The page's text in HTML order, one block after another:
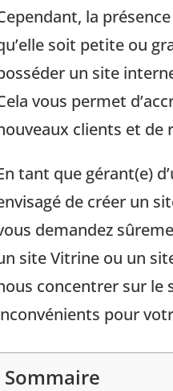
la
soit petite ou
un site
vous permet
clients et de
tant que gérant(e)
de créer un
demandez
site Vitrine ou un
concentrer sur le
pour
Sommaire